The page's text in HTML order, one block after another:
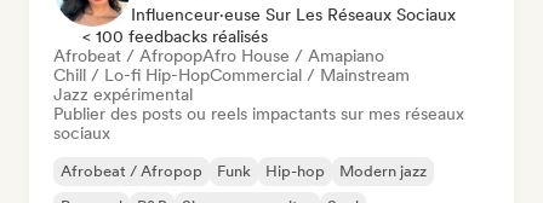
Influenceur·euse Sur Les Réseaux Sociaux
< 100 feedbacks réalisés
Afrobeat / AfropopAfro House / Amapiano
Chill / Lo-fi Hip-HopCommercial / Mainstream
Jazz expérimental
Publier des posts ou reels impactants sur mes réseaux
sociaux
Afrobeat / Afropop Funk Hip-hop
Modern jazz